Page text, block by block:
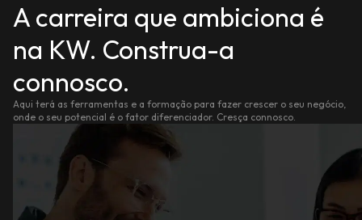
A carreira que ambiciona é
na KW. Construa-a
connosco.
Aqui terá as ferramentas e a formação para fazer crescer o seu negócio,
onde o seu potencial é o fator diferenciador. Cresça connosco.